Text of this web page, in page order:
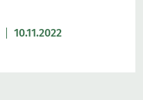
10.11.2022